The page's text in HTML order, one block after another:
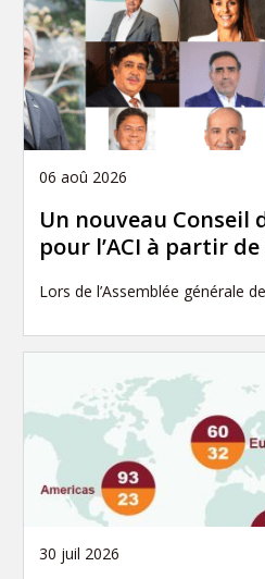
06 aoû 2026
Un nouveau Conseil
pour l’ACI à partir
Lors de l’Assemblée générale
30 juil 2026